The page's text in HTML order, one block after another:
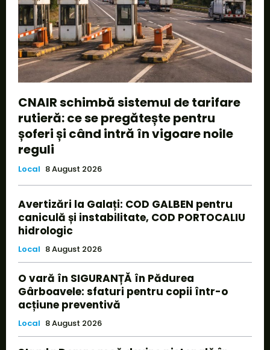
CNAIR schimbă sistemul de tarifare
rutieră: ce se pregătește pentru
șoferi și când intră în vigoare noile
reguli
Local 8 August 2026
Avertizări la Galați: COD GALBEN pentru
caniculă și instabilitate, COD PORTOCALIU
hidrologic
Local 8 August 2026
O vară în SIGURANȚĂ în Pădurea
Gârboavele: sfaturi pentru copii într-o
acțiune preventivă
Local 8 August 2026